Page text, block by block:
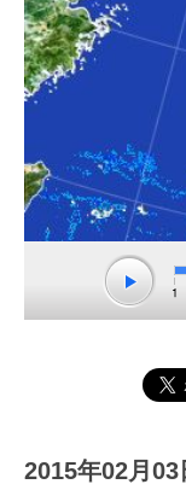
2015年02月